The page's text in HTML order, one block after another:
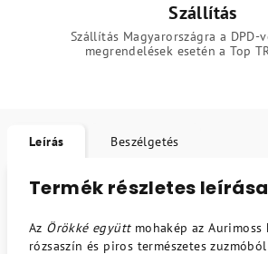
Szállítás
Szállítás Magyarországra a DPD-
megrendelések esetén a Top
Leírás Beszélgetés
Termék részletes leírása
Az Örökké együttmohakép az Aurimoss
rózsaszín és piros természetes